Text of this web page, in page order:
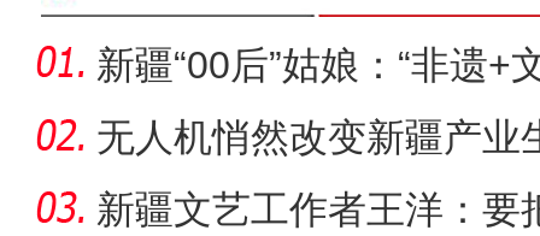
新疆“00后”姑娘：“非遗+
无人机悄然改变新疆产业
新疆文艺工作者王洋：要